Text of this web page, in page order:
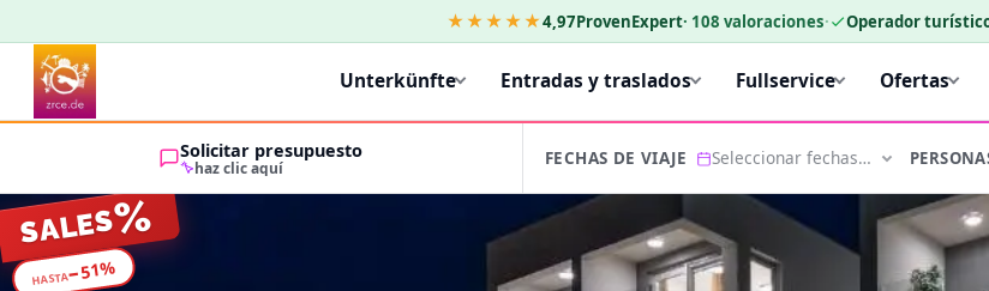
★★★★★4,97ProvenExpert· 108 valoraciones· Operador
Unterkünfte Entradas y traslados Fullservice Ofertas
Solicitar presupuesto
haz clic aquí FECHAS DE VIAJE Seleccionar fechas…
SALES%
HASTA−51%